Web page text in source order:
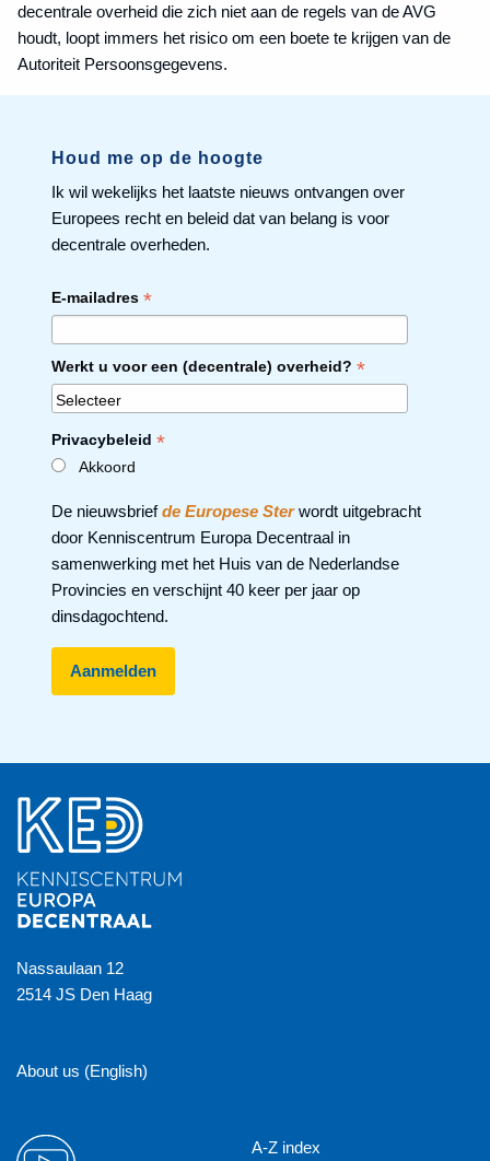
decentrale overheid die zich niet aan de regels van de AVG
houdt, loopt immers het risico om een boete te krijgen van de
Autoriteit Persoonsgegevens.
Houd me op de hoogte
Ik wil wekelijks het laatste nieuws ontvangen over
Europees recht en beleid dat van belang is voor
decentrale overheden.
E-mailadres *
Werkt u voor een (decentrale) overheid? *
Privacybeleid *
Akkoord
De nieuwsbriefde Europese Sterwordt uitgebracht
door Kenniscentrum Europa Decentraal in
samenwerking met het Huis van de Nederlandse
Provincies en verschijnt 40 keer per jaar op
dinsdagochtend.
Nassaulaan 12
2514 JS Den Haag
About us (English)
A-Z index